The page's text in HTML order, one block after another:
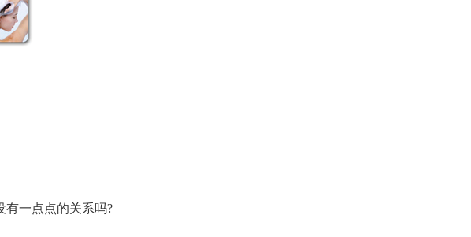
有一点点的关系吗?